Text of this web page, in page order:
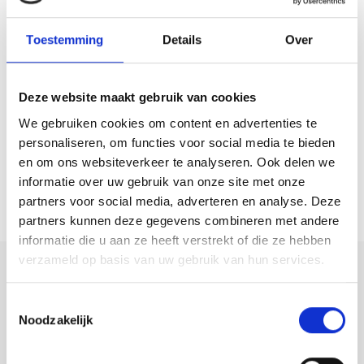
Toestemming Details Over
Deze website maakt gebruik van cookies
We gebruiken cookies om content en advertenties te
personaliseren, om functies voor social media te bieden
en om ons websiteverkeer te analyseren. Ook delen we
informatie over uw gebruik van onze site met onze
partners voor social media, adverteren en analyse. Deze
partners kunnen deze gegevens combineren met andere
informatie die u aan ze heeft verstrekt of die ze hebben
verzameld op basis van uw gebruik van hun services.
Noodzakelijk
Middels de openslaande deuren in de woonkamer is de achtertuin te
met slechts enkele kleine aanpassingen.
Kenmerken:
– Woonoppervlakte van 122 m2;
– Nabij een NS-station gelegen;
– Kindvriendelijke buurt;
– Stadsverwarming;
– Uitgebouwd aan de achterzijde.
Deel deze